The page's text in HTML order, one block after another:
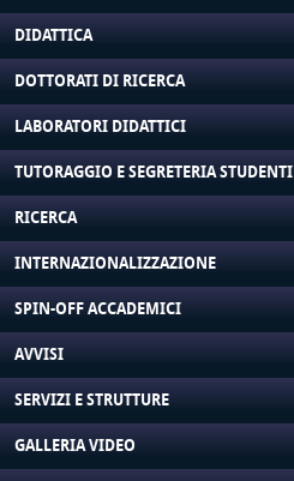
DIDATTICA
DOTTORATI DI RICERCA
LABORATORI DIDATTICI
TUTORAGGIO E SEGRETERIA STUDENTI
RICERCA
INTERNAZIONALIZZAZIONE
SPIN-OFF ACCADEMICI
AVVISI
SERVIZI E STRUTTURE
GALLERIA VIDEO